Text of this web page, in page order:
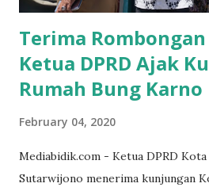
dana pinjaman unt...
Terima Rombongan
Ketua DPRD Ajak
Rumah Bung Karno
February 04, 2020
Mediabidik.com - Ketua DPRD Kota
Sutarwijono menerima kunjungan